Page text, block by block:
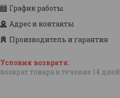
График работы
Адрес и контакты
Производитель и гарантия
возврат товара в течение 14 дней